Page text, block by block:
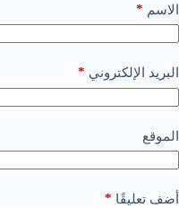
الاسم *
البريد الإلكتروني *
الموقع
أضف تعليقًا *